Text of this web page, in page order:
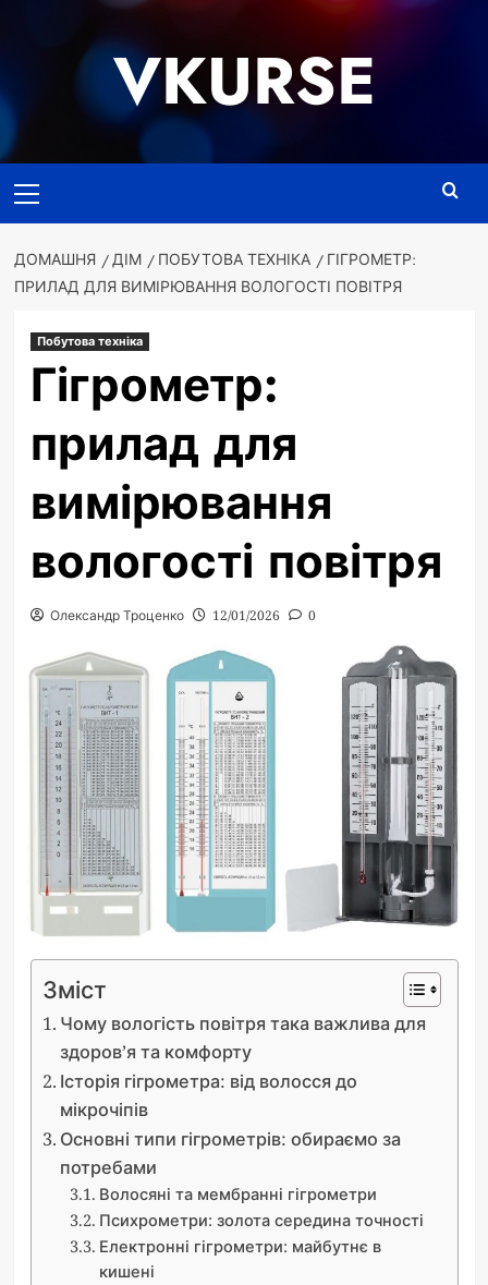
VKURSE
меню
ДОМАШНЯ ДІМ ПОБУТОВА ТЕХНІКА
ГІГРОМЕТР:
ПРИЛАД ДЛЯ ВИМІРЮВАННЯ ВОЛОГОСТІ ПОВІТРЯ
Побутова техніка
Гігрометр:
прилад для
вимірювання
вологості повітря
Олександр Троценко 12/01/2026 0
Зміст
Чому вологість повітря така важлива для
здоров’я та комфорту
Історія гігрометра: від волосся до
мікрочіпів
Основні типи гігрометрів: обираємо за
потребами
Волосяні та мембранні гігрометри
Психрометри: золота середина точності
Електронні гігрометри: майбутнє в
кишені